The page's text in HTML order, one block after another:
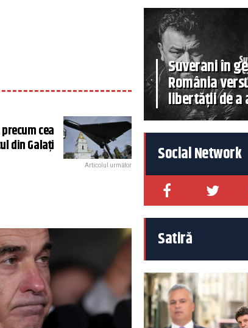
cea
din Galați
Articolul următor
Suverani în
România
libertății de a
Social Network
Satiră